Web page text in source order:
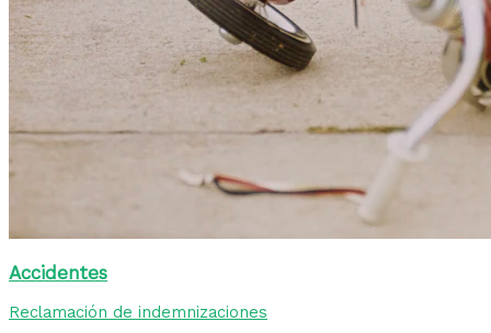
Accidentes
Reclamación de indemnizaciones